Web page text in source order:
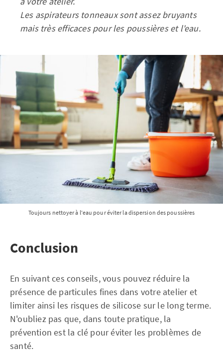
Les aspirateurs tonneaux sont assez bruyants
mais très efficaces pour les poussières et l'eau.
Toujours nettoyer à l'eau pour éviter la dispersion des poussières
Conclusion
En suivant ces conseils, vous pouvez réduire la
présence de particules fines dans votre atelier et
limiter ainsi les risques de silicose sur le long terme.
N'oubliez pas que, dans toute pratique, la
prévention est la clé pour éviter les problèmes de
santé.